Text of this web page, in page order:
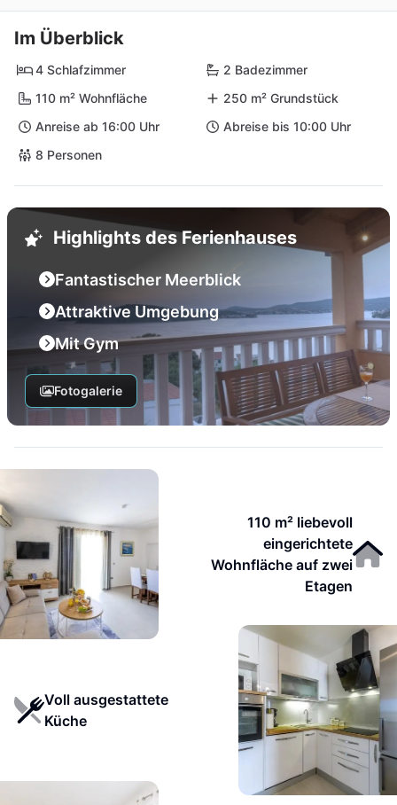
Im Überblick
4 Schlafzimmer
2 Badezimmer
110 m² Wohnfläche
250 m² Grundstück
Anreise ab 16:00 Uhr
Abreise bis 10:00 Uhr
8 Personen
Highlights des Ferienhauses
Fantastischer Meerblick
Attraktive Umgebung
Mit Gym
Fotogalerie
110 m² liebevoll
eingerichtete
Wohnfläche auf zwei
Etagen
Voll ausgestattete
Küche